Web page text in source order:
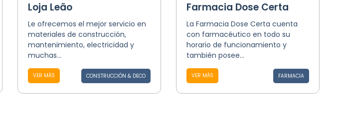
Loja Leão
Le ofrecemos el mejor servicio en
materiales de construcción,
mantenimiento, electricidad y
muchas...
VER MÁS CONSTRUCCIÓN & DECO
Farmacia Dose Certa
La Farmacia Dose Certa cuenta
con farmacéutico en todo su
horario de funcionamiento y
también posee...
VER MÁS FARMACIA